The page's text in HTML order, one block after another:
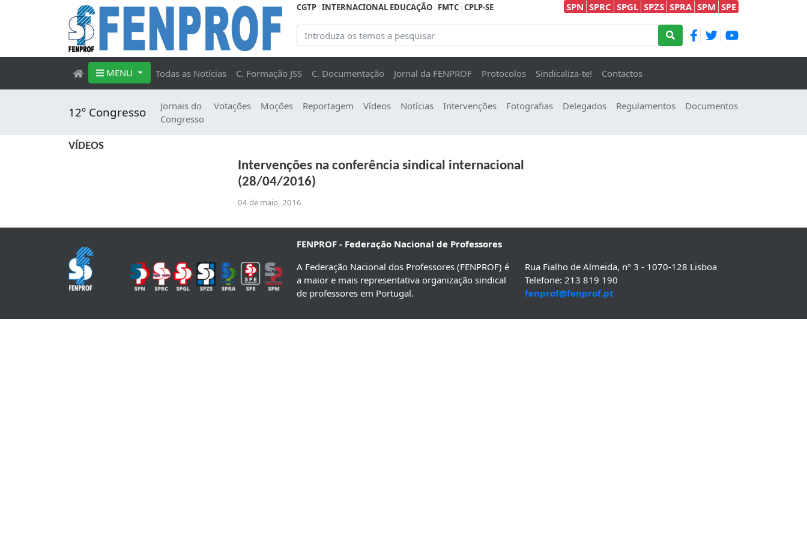
CGTP INTERNACIONAL EDUCAÇÃO FMTC CPLP-SE SPN SPRC SPGL SPZS SPRA SPM SPE
MENU Todas as Notícias C. Formação JSS C. Documentação Jornal da FENPROF Protocolos Sindicaliza-te! Contactos
12º Congresso
Jornais do
Congresso
Votações Moções Reportagem Vídeos Notícias Intervenções Fotografias Delegados Regulamentos Documentos
VÍDEOS
Intervenções na conferência sindical internacional
(28/04/2016)
04 de maio, 2016
FENPROF - Federação Nacional de Professores
A Federação Nacional dos Professores (FENPROF) é
a maior e mais representativa organização sindical
de professores em Portugal.
Rua Fialho de Almeida, nº 3 - 1070-128 Lisboa
Telefone: 213 819 190
fenprof@fenprof.pt